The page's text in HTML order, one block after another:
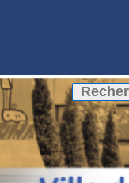
Rechercher :